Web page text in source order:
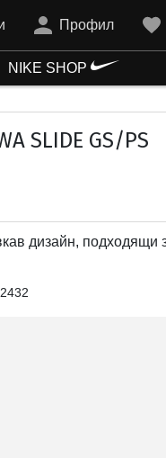
Профил
NIKE SHOP
SLIDE GS/PS
дизайн, подходящи